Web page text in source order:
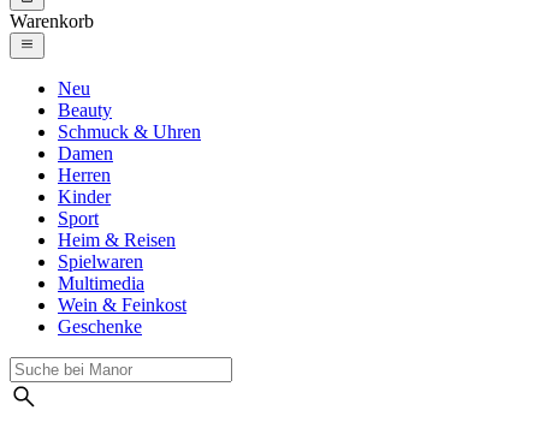
Warenkorb
Neu
Beauty
Schmuck & Uhren
Damen
Herren
Kinder
Sport
Heim & Reisen
Spielwaren
Multimedia
Wein & Feinkost
Geschenke